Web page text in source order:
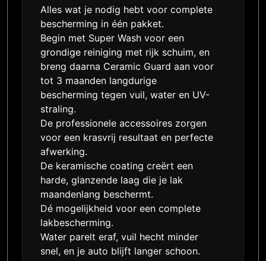
Alles wat je nodig hebt voor complete
bescherming in één pakket.
Begin met Super Wash voor een
grondige reiniging met rijk schuim, en
breng daarna Ceramic Guard aan voor
tot 3 maanden langdurige
bescherming tegen vuil, water en UV-
straling.
De professionele accessoires zorgen
voor een krasvrij resultaat en perfecte
afwerking.
De keramische coating creërt een
harde, glanzende laag die je lak
maandenlang beschermt.
Dé mogelijkheid voor een complete
lakbescherming.
Water parelt eraf, vuil hecht minder
snel, en je auto blijft langer schoon.